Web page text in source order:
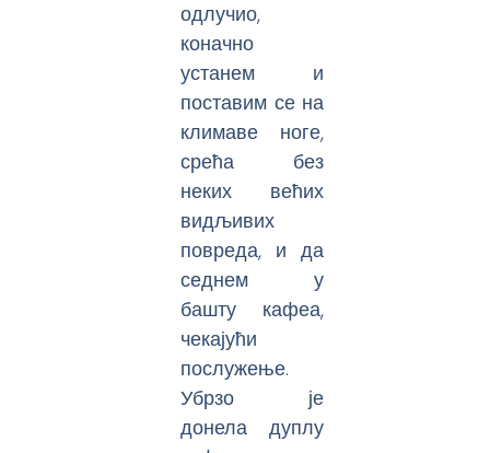
одлучио,
коначно
устанем и
поставим се на
климаве ноге,
срећа без
неких већих
видљивих
повреда, и да
седнем у
башту кафеа,
чекајући
послужење.
Убрзо је
донела дуплу